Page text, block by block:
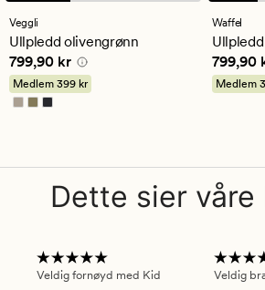
med
en
gjennomsnittlig
vurdering
på
4.5
Veggli
Ullpledd olivengrønn
Pris 799,90 kr
799,90 kr
Medlem 399 kr
med
en
på
5
Waffel
Pris
799,90
Medlem
Dette sier våre
Veldig fornøyd med Kid
Veldig